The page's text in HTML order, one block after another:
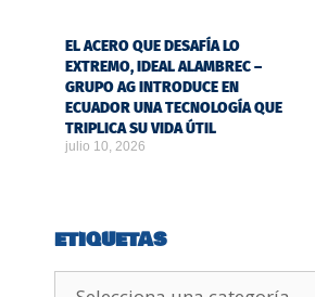
EL ACERO QUE DESAFÍA LO
EXTREMO, IDEAL ALAMBREC –
GRUPO AG INTRODUCE EN
ECUADOR UNA TECNOLOGÍA QUE
TRIPLICA SU VIDA ÚTIL
julio 10, 2026
ETIQUETAS